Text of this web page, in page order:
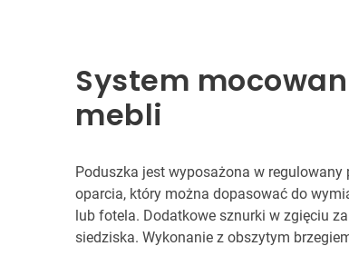
System
mebli
Poduszka jest wyposażona w regulowany
oparcia, który można dopasować do
lub fotela. Dodatkowe sznurki w zgięciu
siedziska. Wykonanie z obszytym